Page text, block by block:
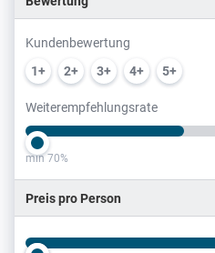
Kundenbewertung
1+
2+ 3+ 4+ 5+
Weiterempfehlungsrate
Slider
min 70%
Preis pro Person